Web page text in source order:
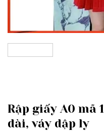
Rập giấy A0 mã
dài, váy dập ly